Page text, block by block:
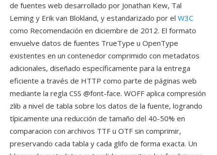
de fuentes web desarrollado por Jonathan Kew, Tal
Leming y Erik van Blokland, y estandarizado por el W3C
como Recomendación en diciembre de 2012. El formato
envuelve datos de fuentes TrueType u OpenType
existentes en un contenedor comprimido con metadatos
adicionales, diseñado específicamente para la entrega
eficiente a través de HTTP como parte de páginas web
mediante la regla CSS @font-face. WOFF aplica compresión
zlib a nivel de tabla sobre los datos de la fuente, logrando
típicamente una reducción de tamaño del 40-50% en
comparacion con archivos TTF u OTF sin comprimir,
preservando cada tabla y cada glifo de forma exacta. Un